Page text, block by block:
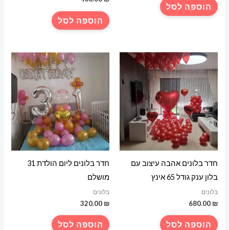
הוספה לסל
הוספה לסל
חדר בלונים אהבה עיצוב עם
בלון ענק גודל 65 אינץ
בלונים
680.00 ₪
הוספה לסל
חדר בלונים ליום הולדת 31
מושלם
בלונים
320.00 ₪
הוספה לסל